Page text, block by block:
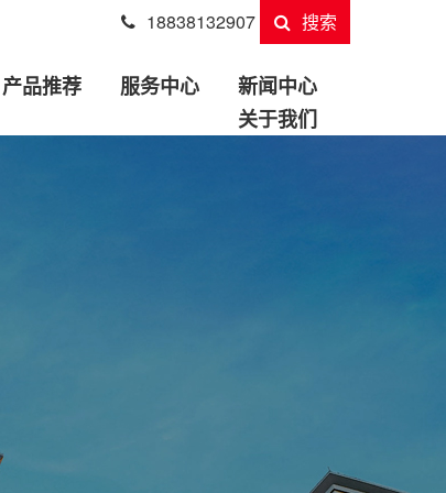
18838132907 搜索
产品推荐 服务中心
新闻中心
关于我们